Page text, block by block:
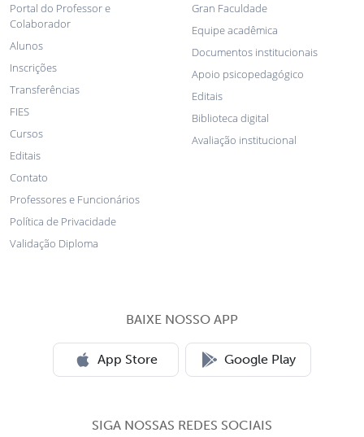
Portal do Professor e
Colaborador
Alunos
Inscrições
Transferências
FIES
Cursos
Editais
Contato
Professores e Funcionários
Política de Privacidade
Validação Diploma
Gran Faculdade
Equipe acadêmica
Documentos institucionais
Apoio psicopedagógico
Editais
Biblioteca digital
Avaliação institucional
BAIXE NOSSO APP
App Store Google Play
SIGA NOSSAS REDES SOCIAIS